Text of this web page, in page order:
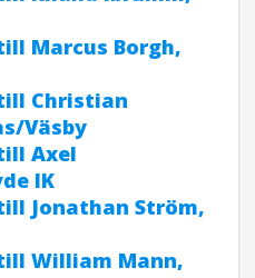
Marcus Borgh,
till Christian
Väsby
Axel
IK
Jonathan Ström,
till William Mann,